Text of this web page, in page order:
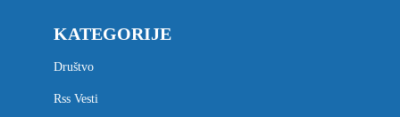
KATEGORIJE
Društvo
Rss Vesti